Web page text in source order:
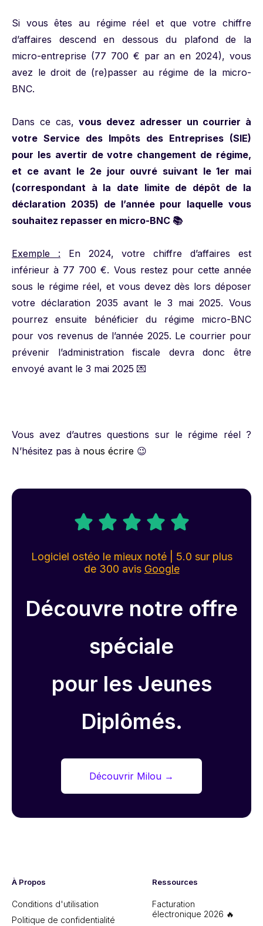
Si vous êtes au régime réel et que votre chiffre
d’affaires descend en dessous du plafond de la
micro-entreprise (77 700 € par an en 2024), vous
avez le droit de (re)passer au régime de la micro-
BNC.
Dans ce cas,vous devez adresser un courrier à
votre Service des Impôts des Entreprises (SIE)
pour les avertir de votre changement de régime,
et ce avant le 2e jour ouvré suivant le 1er mai
(correspondant à la date limite de dépôt de la
déclaration 2035) de l’année pour laquelle vous
souhaitez repasser en micro-BNC 📚
Exemple : En 2024, votre chiffre d’affaires est
inférieur à 77 700 €. Vous restez pour cette année
sous le régime réel, et vous devez dès lors déposer
votre déclaration 2035 avant le 3 mai 2025. Vous
pourrez ensuite bénéficier du régime micro-BNC
pour vos revenus de l’année 2025. Le courrier pour
prévenir l’administration fiscale devra donc être
envoyé avant le 3 mai 2025 💌
Vous avez d’autres questions sur le régime réel ?
N’hésitez pas à nous écrire 😉
Logiciel ostéo le mieux noté | 5.0 sur plus
de 300 avis Google
Découvre notre offre
spéciale
pour les Jeunes
Diplômés.
Découvrir Milou →
À Propos
Conditions d'utilisation
Politique de confidentialité
Ressources
Facturation
électronique 2026 🔥